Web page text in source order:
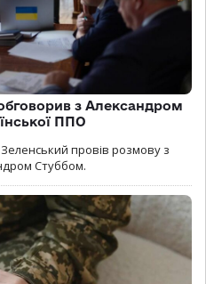
з Александром
ППО
провів розмову з
Стуббом.